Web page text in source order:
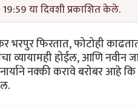
या दिवशी प्रकाशित केले.
भरपुर फिरतात, फोटोही
व्यायामही होईल, आणि
नक्की करावे बरोबर आहे